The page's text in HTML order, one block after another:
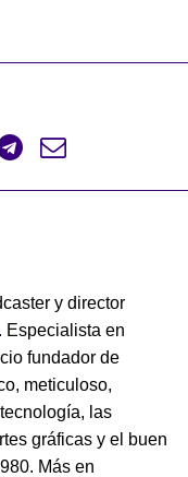

y director
. Especialista en
fundador de
meticuloso,
las
gráficas y el buen
Más en